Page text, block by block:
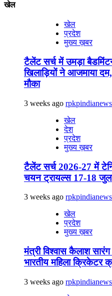
खेल
खेल
प्रदेश
मुख्य ख़बर
टैलेंट सर्च में उमड़ा
खिलाड़ियों ने आजमाया दम,
मौका
3 weeks ago
खेल
देश
प्रदेश
मुख्य ख़बर
टैलेंट सर्च 2026-27 में
चयन ट्रायल्स 17-18
3 weeks ago
खेल
प्रदेश
मुख्य ख़बर
मंत्री विश्वास कैलाश
भारतीय महिला क्रिकेटर
3 weeks ago